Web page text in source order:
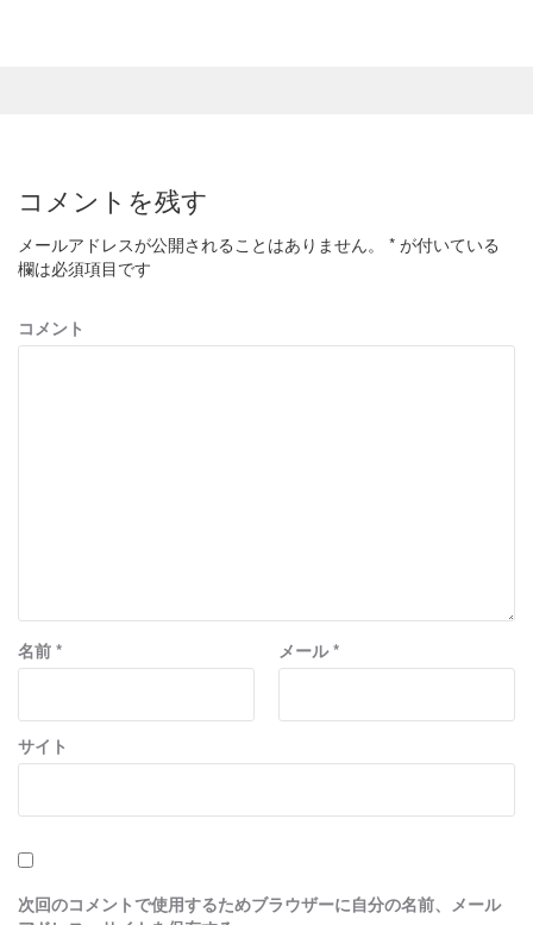
コメントを残す
メールアドレスが公開されることはありません。 * が付いている
欄は必須項目です
コメント
名前 * メール*
サイト
次回のコメントで使用するためブラウザーに自分の名前、メール